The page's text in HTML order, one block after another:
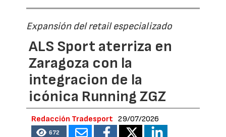
Expansión del retail especializado
ALS Sport aterriza en
Zaragoza con la
integracion de la
icónica Running ZGZ
Redacción Tradesport 29/07/2026
672